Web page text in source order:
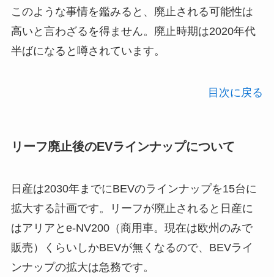
このような事情を鑑みると、廃止される可能性は
高いと言わざるを得ません。廃止時期は2020年代
半ばになると噂されています。
目次に戻る
リーフ廃止後のEVラインナップについて
日産は2030年までにBEVのラインナップを15台に
拡大する計画です。リーフが廃止されると日産に
はアリアとe-NV200（商用車。現在は欧州のみで
販売）くらいしかBEVが無くなるので、BEVライ
ンナップの拡大は急務です。